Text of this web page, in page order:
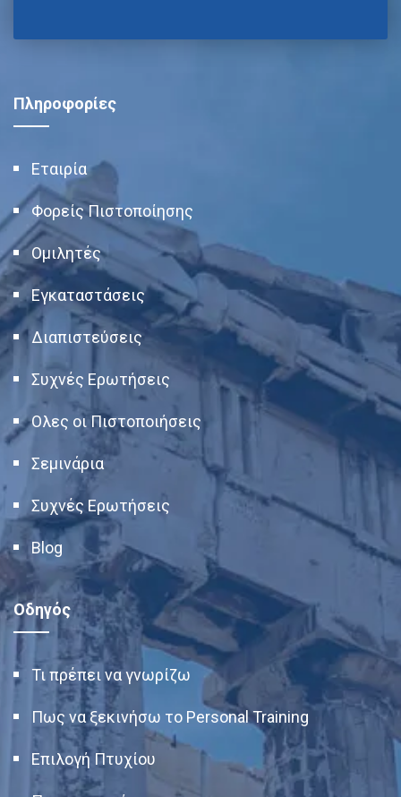
Πληροφορίες
Εταιρία
Φορείς Πιστοποίησης
Ομιλητές
Εγκαταστάσεις
Διαπιστεύσεις
Συχνές Ερωτήσεις
Ολες οι Πιστοποιήσεις
Σεμινάρια
Συχνές Ερωτήσεις
Blog
Οδηγός
Τι πρέπει να γνωρίζω
Πως να ξεκινήσω το Personal Training
Επιλογή Πτυχίου